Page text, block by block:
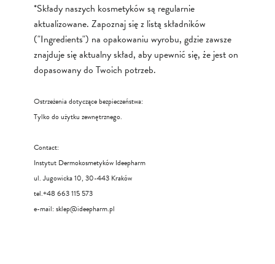
*Składy naszych kosmetyków są regularnie
aktualizowane. Zapoznaj się z listą składników
("Ingredients") na opakowaniu wyrobu, gdzie zawsze
znajduje się aktualny skład, aby upewnić się, że jest on
dopasowany do Twoich potrzeb.
Ostrzeżenia dotyczące bezpieczeństwa:
Tylko do użytku zewnętrznego.
Contact:
Instytut Dermokosmetyków Ideepharm
ul. Jugowicka 10, 30-443 Kraków
tel.+48 663 115 573
e-mail: sklep@ideepharm.pl